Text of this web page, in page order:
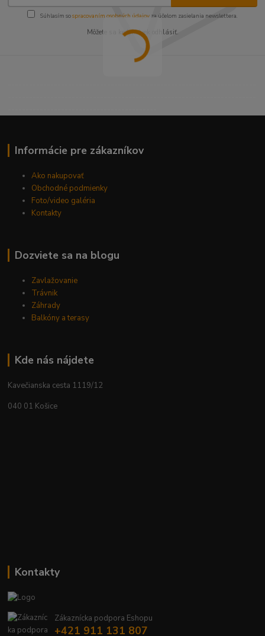
Súhlasím sospracovaním osobných údajov za účelom zasielania newslettera.
Môžete sa kedykoľvek odhlásiť.
Informácie pre zákazníkov
Ako nakupovať
Obchodné podmienky
Foto/video galéria
Kontakty
Dozviete sa na blogu
Zavlažovanie
Trávnik
Záhrady
Balkóny a terasy
Kde nás nájdete
Kavečianska cesta 1119/12
040 01 Košice
Kontakty
Zákaznícka podpora Eshopu
+421 911 131 807